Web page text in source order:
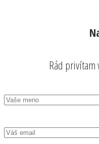
Rád privítam